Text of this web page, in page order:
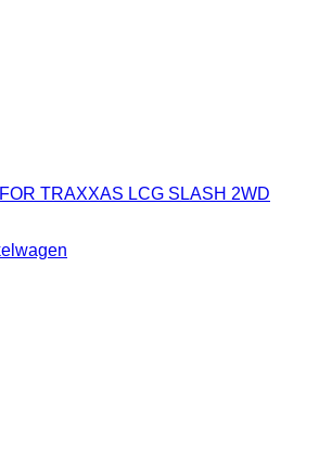
TRAXXAS LCG SLASH 2WD